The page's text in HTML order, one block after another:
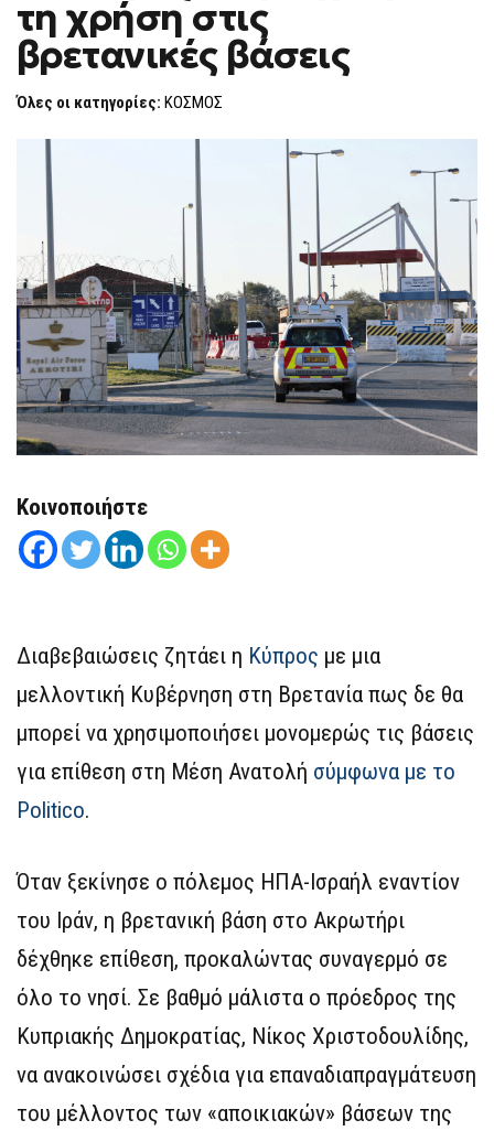
ΓΙΑ
ΤΗ
ΧΡΉΣΗ
ΣΤΙΣ
ΒΆΣΕΙΣ
τη χρήση στις
βρετανικές βάσεις
Όλες οι κατηγορίες: ΚΟΣΜΟΣ
Κοινοποιήστε
Διαβεβαιώσεις ζητάει η Κύπρος με μια
μελλοντική Κυβέρνηση στη Βρετανία πως δε θα
μπορεί να χρησιμοποιήσει μονομερώς τις βάσεις
για επίθεση στη Μέση Ανατολή σύμφωνα με το
Politico.
Όταν ξεκίνησε ο πόλεμος ΗΠΑ-Ισραήλ εναντίον
του Ιράν, η βρετανική βάση στο Ακρωτήρι
δέχθηκε επίθεση, προκαλώντας συναγερμό σε
όλο το νησί. Σε βαθμό μάλιστα ο πρόεδρος της
Κυπριακής Δημοκρατίας, Νίκος Χριστοδουλίδης,
να ανακοινώσει σχέδια για επαναδιαπραγμάτευση
του μέλλοντος των «αποικιακών» βάσεων της